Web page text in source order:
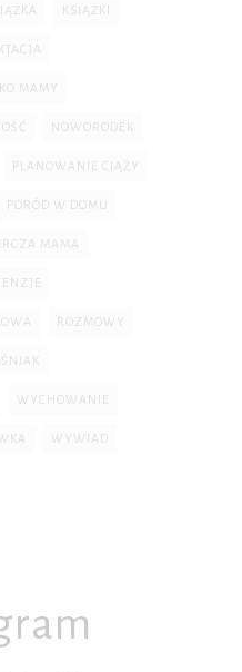
KSIĄŻKI
MAMY
NOWORODEK
PLANOWANIE CIĄŻY
PORÓD W DOMU
MAMA
ROZMOWY
WYCHOWANIE
WYWIAD